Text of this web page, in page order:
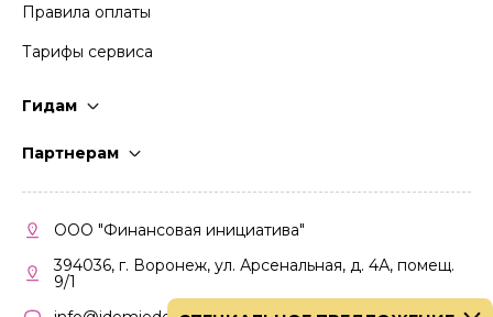
Правила оплаты
Тарифы сервиса
Гидам
Партнерам
Кабинет партнера
Правила участия
ООО "Финансовая инициатива"
394036, г. Воронеж, ул. Арсенальная, д. 4А, помещ.
9/1